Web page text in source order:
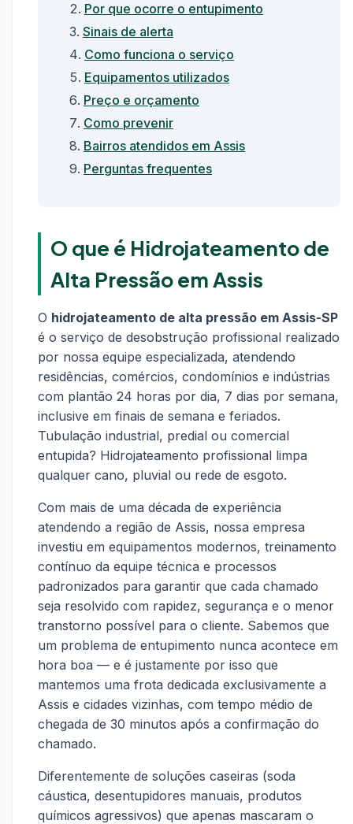
Por que ocorre o entupimento
Sinais de alerta
Como funciona o serviço
Equipamentos utilizados
Preço e orçamento
Como prevenir
Bairros atendidos em Assis
Perguntas frequentes
O que é Hidrojateamento de
Alta Pressão em Assis
O hidrojateamento de alta pressão em Assis-SP
é o serviço de desobstrução profissional realizado
por nossa equipe especializada, atendendo
residências, comércios, condomínios e indústrias
com plantão 24 horas por dia, 7 dias por semana,
inclusive em finais de semana e feriados.
Tubulação industrial, predial ou comercial
entupida? Hidrojateamento profissional limpa
qualquer cano, pluvial ou rede de esgoto.
Com mais de uma década de experiência
atendendo a região de Assis, nossa empresa
investiu em equipamentos modernos, treinamento
contínuo da equipe técnica e processos
padronizados para garantir que cada chamado
seja resolvido com rapidez, segurança e o menor
transtorno possível para o cliente. Sabemos que
um problema de entupimento nunca acontece em
hora boa — e é justamente por isso que
mantemos uma frota dedicada exclusivamente a
Assis e cidades vizinhas, com tempo médio de
chegada de 30 minutos após a confirmação do
chamado.
Diferentemente de soluções caseiras (soda
cáustica, desentupidores manuais, produtos
químicos agressivos) que apenas mascaram o